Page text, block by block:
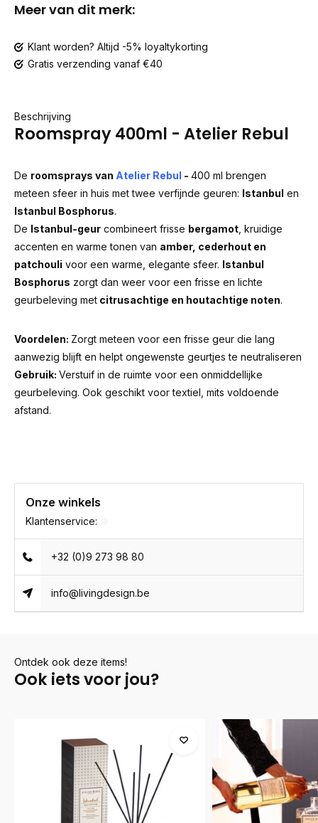
Meer van dit merk:
Klant worden? Altijd -5% loyaltykorting
Gratis verzending vanaf €40
Beschrijving
Roomspray 400ml - Atelier Rebul
De roomsprays van Atelier Rebul - 400 ml brengen
meteen sfeer in huis met twee verfijnde geuren: Istanbul en
Istanbul Bosphorus.
De Istanbul-geur combineert frisse bergamot , kruidige
accenten en warme tonen van amber, cederhout en
patchouli voor een warme, elegante sfeer. Istanbul
Bosphorus zorgt dan weer voor een frisse en lichte
geurbeleving met citrusachtige en houtachtige noten.
Voordelen: Zorgt meteen voor een frisse geur die lang
aanwezig blijft en helpt ongewenste geurtjes te neutraliseren
Gebruik: Verstuif in de ruimte voor een onmiddellijke
geurbeleving. Ook geschikt voor textiel, mits voldoende
afstand.
Onze winkels
Klantenservice:
+32 (0)9 273 98 80
info@livingdesign.be
Ontdek ook deze items!
Ook iets voor jou?